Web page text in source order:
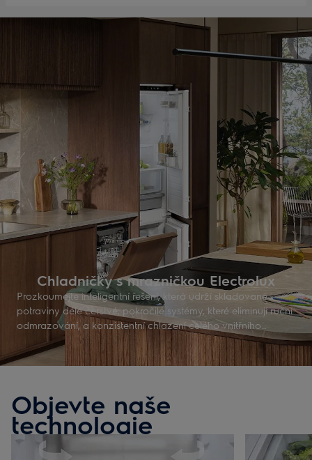
Chladničky s mrazničkou Electrolux
Prozkoumejte inteligentní řešení, která udrží skladované
potraviny déle čerstvé, pokročilé systémy, které eliminují ruční
odmrazování, a konzistentní chlazení celého vnitřního
prostoru. Udržitelný design a snadná integrace s kuchyní
vám určitě sedne. Najděte si ideální chladničku s mrazničkou
pro svou kuchyň.
Objevte naše
technologie